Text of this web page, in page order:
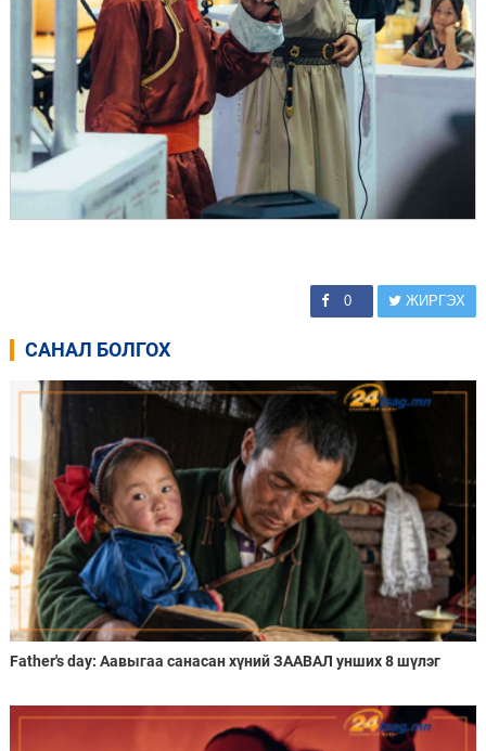
0 ЖИРГЭХ
САНАЛ БОЛГОХ
Father's day: Аавыгаа санасан хүний ЗААВАЛ унших 8 шүлэг